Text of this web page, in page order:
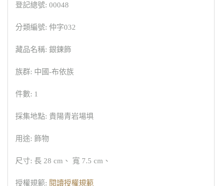
登記總號: 00048
分類編號: 仲字032
藏品名稱: 銀鍊飾
族群: 中國-布依族
件數: 1
採集地點: 貴陽青岩場埧
用途: 飾物
尺寸: 長 28 cm、 寬 7.5 cm、
授權規範: 閱讀授權規範